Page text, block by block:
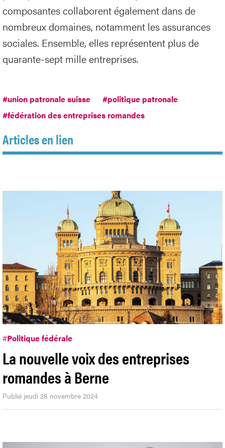
composantes collaborent également dans de
nombreux domaines, notamment les assurances
sociales. Ensemble, elles représentent plus de
quarante-sept mille entreprises.
#union patronale suisse
#politique patronale
#fédération des entreprises romandes
Articles en lien
#Politique fédérale
La nouvelle voix des entreprises
romandes à Berne
Publié jeudi 28 novembre 2024